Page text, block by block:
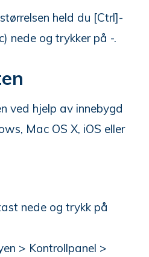
held du [Ctrl]-
nede og trykker på -.
ved hjelp av innebygd
Mac OS X, iOS eller
nede og trykk på
> Kontrollpanel >